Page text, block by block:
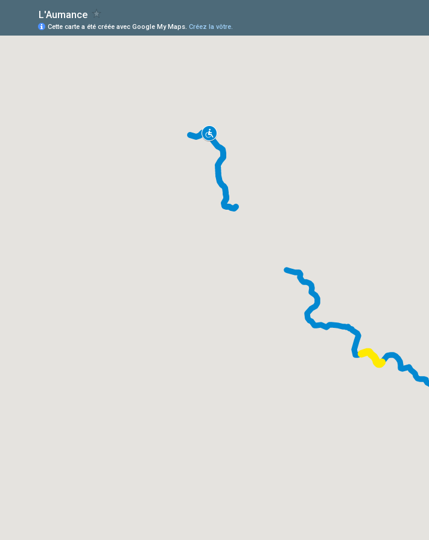
L'Aumance
Cette carte a été créée avec Google My Maps. Créez la vôtre.